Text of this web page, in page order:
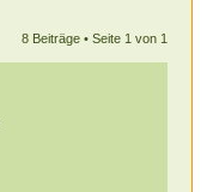
8 Beiträge • Seite 1 von 1